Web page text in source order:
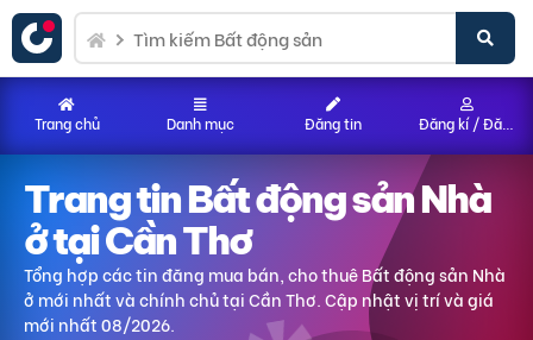
Trang tin Bất động sảnNhà
ởtại Cần Thơ
Tổng hợp các tin đăng mua bán, cho thuê Bất động sản Nhà
ở mới nhất và chính chủtại Cần Thơ . Cập nhật vị trí và giá
mới nhất 08/2026.
Trang chủ Danh mục Đăng tin